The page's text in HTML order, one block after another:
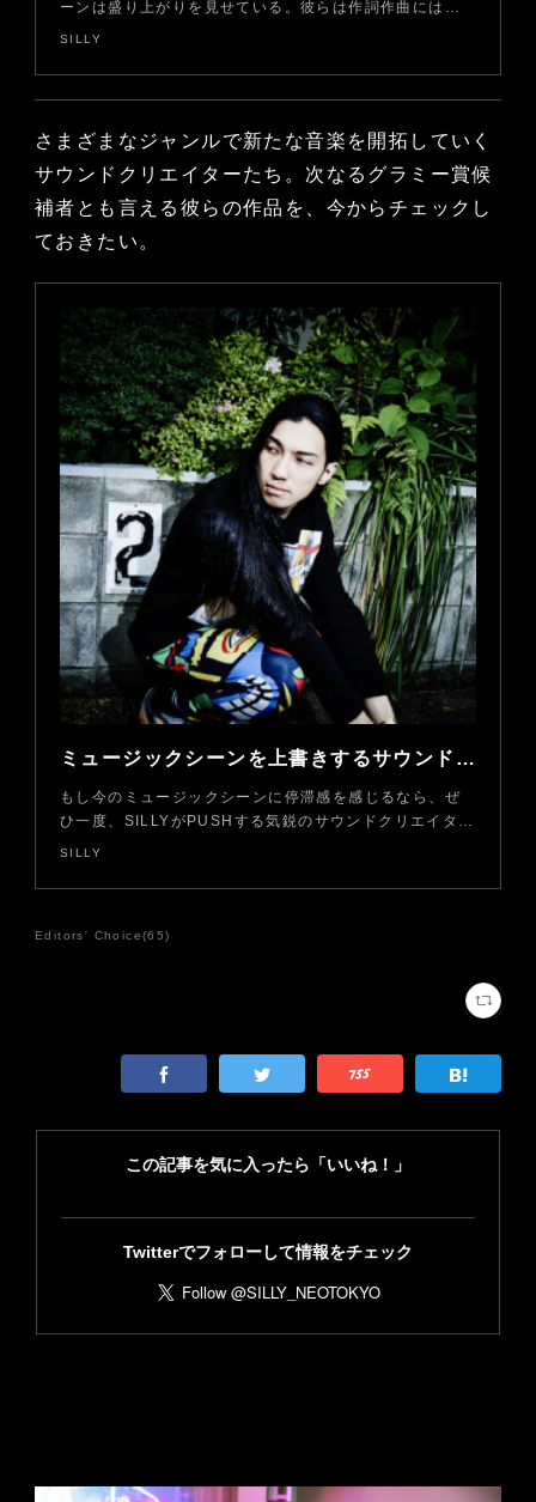
ーンは盛り上がりを見せている。彼らは作詞作曲には…
SILLY
さまざまなジャンルで新たな音楽を開拓していく
サウンドクリエイターたち。次なるグラミー賞候
補者とも言える彼らの作品を、今からチェックし
ておきたい。
ミュージックシーンを上書きするサウンドクリエイターたち
もし今のミュージックシーンに停滞感を感じるなら、ぜ
ひ一度、SILLYがPUSHする気鋭のサウンドクリエイタ…
SILLY
Editors' Choice(65)